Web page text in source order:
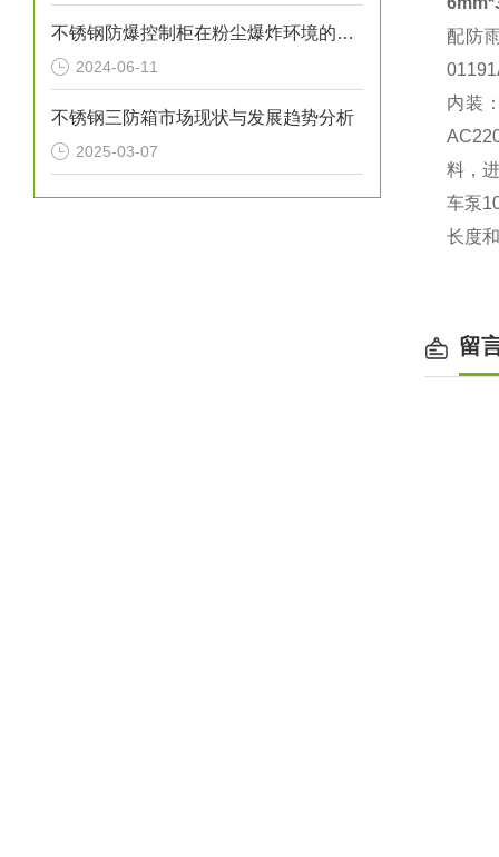
不锈钢防爆控制柜在粉尘爆炸环境的应用
2024-06-11
不锈钢三防箱市场现状与发展趋势分析
2025-03-07
配防
内装
料，
车泵
长度
留